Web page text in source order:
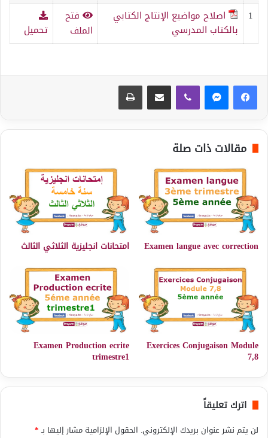
1
اصلاح مواضيع الإنتاج الكتابي
بالكتاب المدرسي
فتح
الملف
تحميل
مقالات ذات صلة
Examen langue avec correction امتحانات انجليزية الثلاثي الثالث
Exercices Conjugaison Module
7,8
Examen Production ecrite
trimestre1
اترك تعليقاً
لن يتم نشر عنوان بريدك الإلكتروني. الحقول الإلزامية مشار إليها بـ*